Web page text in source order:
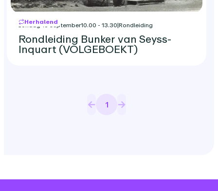
Herhalend
zondag 13 september10.00 - 13.30|Rondleiding
Rondleiding Bunker van Seyss-
Inquart (VOLGEBOEKT)
Pagina
1